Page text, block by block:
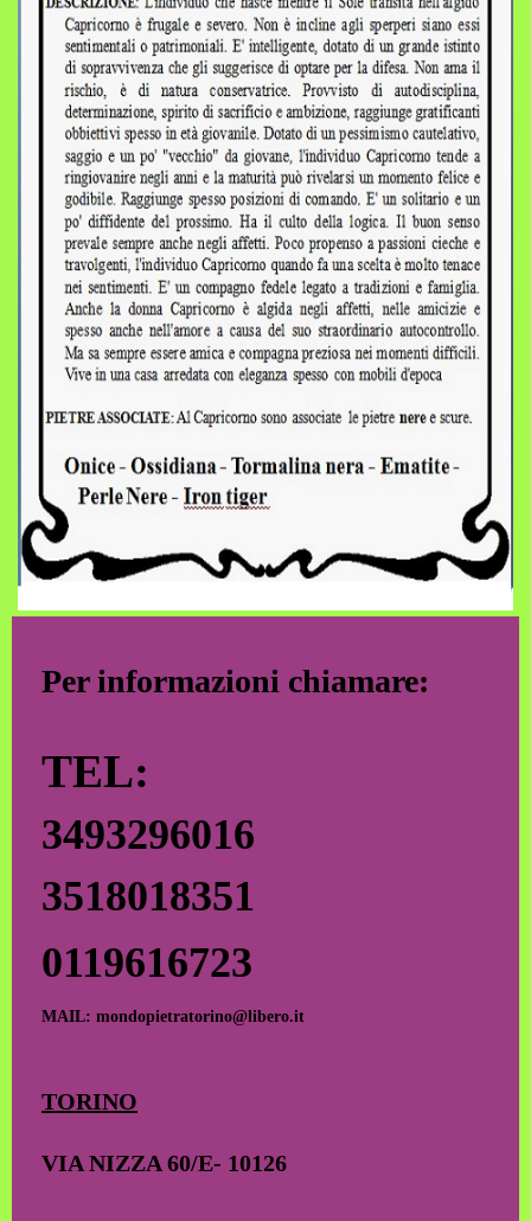
Per informazioni chiamare:
TEL:
3493296016
3518018351
0119616723
MAIL: mondopietratorino@libero.it
TORINO
VIA NIZZA 60/E- 10126